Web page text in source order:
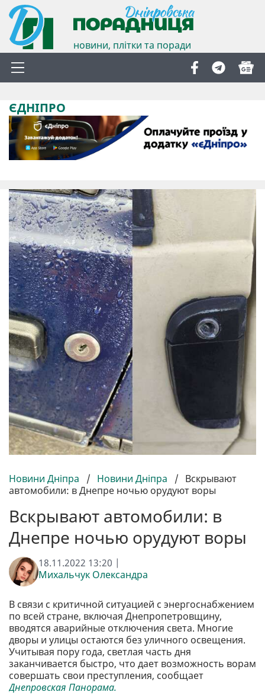
новини, плітки та поради
ЄДНІПРО
Новини Дніпра / Новини Дніпра / Вскрывают
автомобили: в Днепре ночью орудуют воры
Вскрывают автомобили: в
Днепре ночью орудуют воры
18.11.2022 13:20 |
Михальчук Олександра
В связи с критичной ситуацией с энергоснабжением
по всей стране, включая Днепропетровщину,
вводятся аварийные отключения света. Многие
дворы и улицы остаются без уличного освещения.
Учитывая пору года, светлая часть дня
заканчивается быстро, что дает возможность ворам
совершать свои преступления, сообщает
Днепровская Панорама.